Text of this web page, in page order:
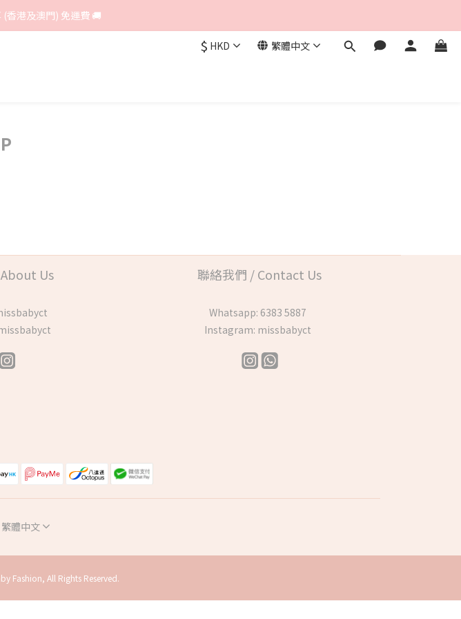
香港及澳門) 免運費 🚚
$ HKD 繁體中文
Us 聯絡我們 / Contact Us
Whatsapp: 6383 5887
Instagram: missbabyct
繁體中文
Fashion, All Rights Reserved.